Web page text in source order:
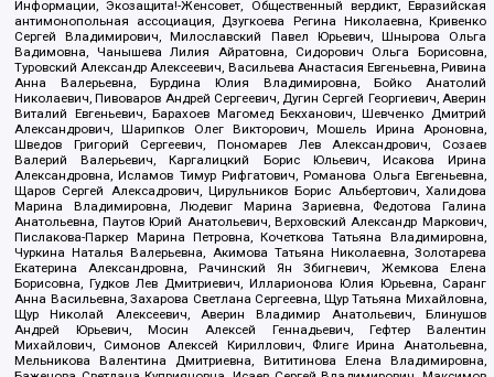
Информации, Экозащита!-Женсовет, Общественный вердикт, Евразийская
антимонопольная ассоциация, Дзугкоева Регина Николаевна, Кривенко
Сергей Владимирович, Милославский Павел Юрьевич, Шнырова Ольга
Вадимовна, Чанышева Лилия Айратовна, Сидорович Ольга Борисовна,
Туровский Александр Алексеевич, Васильева Анастасия Евгеньевна, Ривина
Анна Валерьевна, Бурдина Юлия Владимировна, Бойко Анатолий
Николаевич, Пивоваров Андрей Сергеевич, Дугин Сергей Георгиевич, Аверин
Виталий Евгеньевич, Барахоев Магомед Бекханович, Шевченко Дмитрий
Александрович, Шарипков Олег Викторович, Мошель Ирина Ароновна,
Шведов Григорий Сергеевич, Пономарев Лев Александрович, Созаев
Валерий Валерьевич, Каргалицкий Борис Юльевич, Исакова Ирина
Александровна, Исламов Тимур Рифгатович, Романова Ольга Евгеньевна,
Щаров Сергей Алексадрович, Цирульников Борис Альбертович, Халидова
Марина Владимировна, Людевиг Марина Зариевна, Федотова Галина
Анатольевна, Паутов Юрий Анатольевич, Верховский Александр Маркович,
Пислакова-Паркер Марина Петровна, Кочеткова Татьяна Владимировна,
Чуркина Наталья Валерьевна, Акимова Татьяна Николаевна, Золотарева
Екатерина Александровна, Рачинский Ян Збигневич, Жемкова Елена
Борисовна, Гудков Лев Дмитриевич, Илларионова Юлия Юрьевна, Саранг
Анна Васильевна, Захарова Светлана Сергеевна, Щур Татьяна Михайловна,
Щур Николай Алексеевич, Аверин Владимир Анатольевич, Блинушов
Андрей Юрьевич, Мосин Алексей Геннадьевич, Гефтер Валентин
Михайлович, Симонов Алексей Кириллович, Флиге Ирина Анатольевна,
Мельникова Валентина Дмитриевна, Вититинова Елена Владимировна,